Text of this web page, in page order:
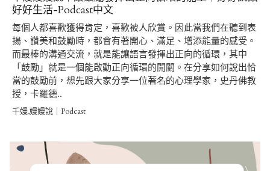
好好生活-Podcast中文
每個人都喜歡獲得肯定，喜歡被人欣賞。因此當我們在聽到表
揚、讚美和鼓勵時，都會有著開心、滿足、增添能量的感受。
而最棒的溝通交流，就是能讓語言發揮出正向的循環，其中
「鼓勵」就是一個能啟動正向循環的開關。在分享如何說出恰
當的鼓勵前，想先跟大家分享一位著名的心理學家，史丹佛教
授，卡羅德..
千嫚,嫚嫚說｜Podcast